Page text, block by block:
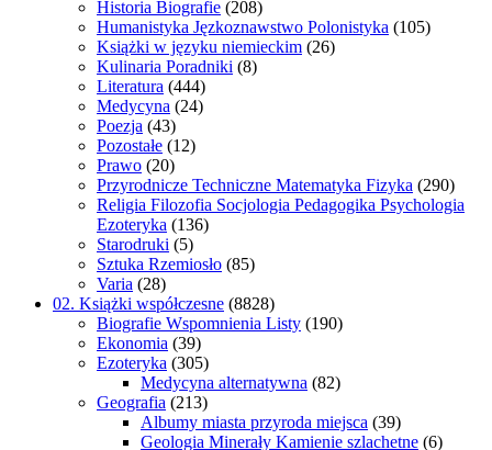
Historia Biografie (208)
Humanistyka Jęzkoznawstwo Polonistyka (105)
Książki w języku niemieckim (26)
Kulinaria Poradniki (8)
Literatura (444)
Medycyna (24)
Poezja (43)
Pozostałe (12)
Prawo (20)
Przyrodnicze Techniczne Matematyka Fizyka (290)
Religia Filozofia Socjologia Pedagogika Psychologia
Ezoteryka (136)
Starodruki (5)
Sztuka Rzemiosło (85)
Varia (28)
02. Książki współczesne (8828)
Biografie Wspomnienia Listy (190)
Ekonomia (39)
Ezoteryka (305)
Medycyna alternatywna (82)
Geografia (213)
Albumy miasta przyroda miejsca (39)
Geologia Minerały Kamienie szlachetne (6)